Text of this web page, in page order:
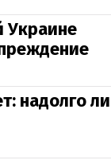
Украине
надолго ли